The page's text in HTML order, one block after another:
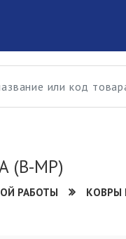
(В-МР)
РАБОТЫ КОВРЫ